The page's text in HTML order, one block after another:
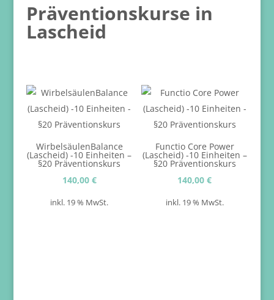
Präventionskurse in
Lascheid
WirbelsäulenBalance
(Lascheid) -10 Einheiten –
§20 Präventionskurs
140,00 €
inkl. 19 % MwSt.
Functio Core Power
(Lascheid) -10 Einheiten –
§20 Präventionskurs
140,00€
inkl. 19 % MwSt.